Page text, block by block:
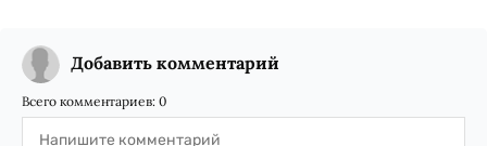
Добавить комментарий
Всего комментариев: 0